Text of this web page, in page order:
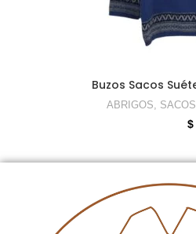
Buzos Sacos
ABRIGOS,
$